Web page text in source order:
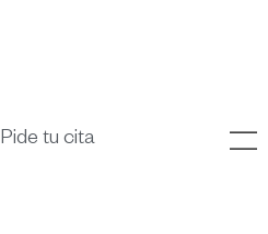
Pide tu cita